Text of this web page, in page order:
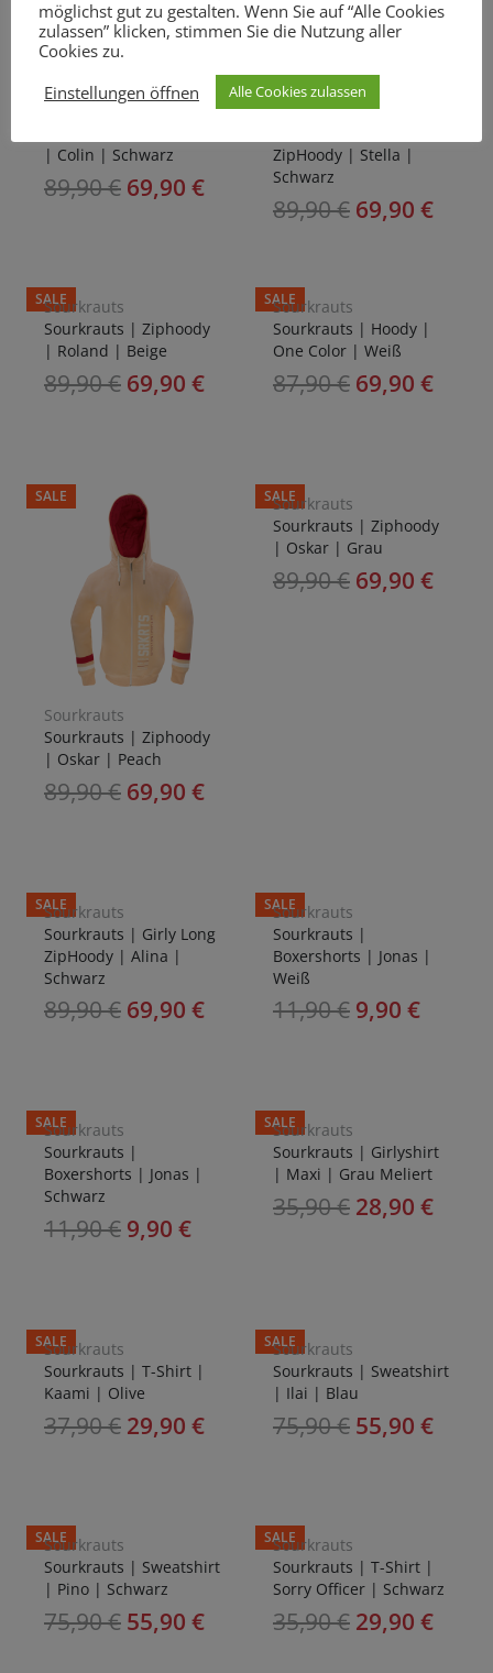
SALESourkrauts
| Colin | Schwarz
89,90€ 69,90 €
SALE
Sourkrauts
ZipHoody | Stella |
Schwarz
89,90€ 69,90 €
SALE
Sourkrauts
Sourkrauts | Ziphoody
| Roland | Beige
89,90€ 69,90 €
SALE
Sourkrauts
Sourkrauts | Hoody |
One Color | Weiß
87,90€ 69,90 €
SALE
Sourkrauts
Sourkrauts | Ziphoody
| Oskar | Peach
89,90€ 69,90 €
SALE
Sourkrauts
Sourkrauts | Ziphoody
| Oskar | Grau
89,90€ 69,90 €
SALE
Sourkrauts
Sourkrauts | Girly Long
ZipHoody | Alina |
Schwarz
89,90€ 69,90 €
SALE
Sourkrauts
Sourkrauts |
Boxershorts | Jonas |
Weiß
11,90€ 9,90 €
SALE
Sourkrauts
Sourkrauts |
Boxershorts | Jonas |
Schwarz
11,90€ 9,90 €
SALE
Sourkrauts
Sourkrauts | Girlyshirt
| Maxi | Grau Meliert
35,90€ 28,90 €
SALE
Sourkrauts
Sourkrauts | T-Shirt |
Kaami | Olive
37,90€ 29,90 €
SALE
Sourkrauts
Sourkrauts | Sweatshirt
| Ilai | Blau
75,90€ 55,90 €
SALE
Sourkrauts
Sourkrauts | Sweatshirt
| Pino | Schwarz
75,90€ 55,90 €
SALE
Sourkrauts
Sourkrauts | T-Shirt |
Sorry Officer | Schwarz
35,90€ 29,90 €
möglichst gut zu gestalten. Wenn Sie auf “Alle Cookies
zulassen” klicken, stimmen Sie die Nutzung aller
Cookies zu.
Einstellungen öffnen
Alle Cookies zulassen